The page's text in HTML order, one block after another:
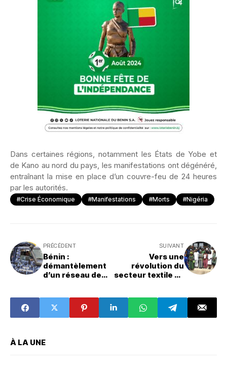
Dans certaines régions, notamment les États de Yobe et
de Kano au nord du pays, les manifestations ont dégénéré,
entraînant la mise en place d’un couvre-feu de 24 heures
par les autorités.
#Crise Économique #Manifestations #Morts #Nigéria
PRÉCÉDENT
Bénin :
démantèlement
d’un réseau de
SUIVANT
Vers une
révolution du
secteur textile au
d’une étude de la
BAD
À LA UNE